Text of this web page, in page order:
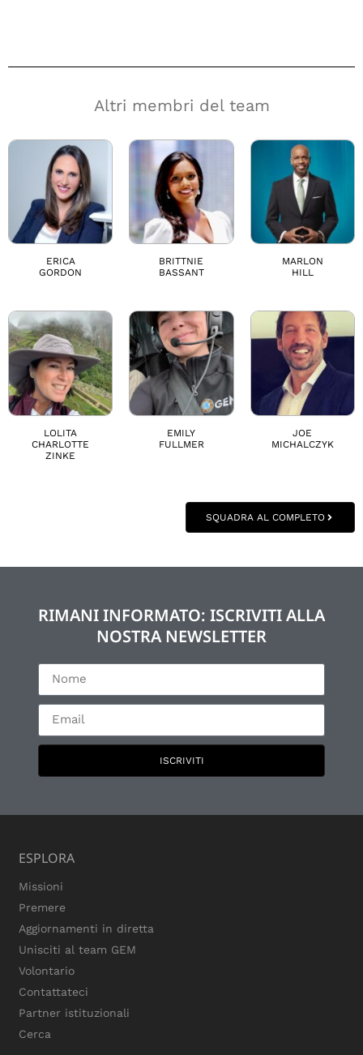
Altri membri del team
ERICA
GORDON
BRITTNIE
BASSANT
MARLON
HILL
LOLITA
CHARLOTTE
ZINKE
EMILY
FULLMER
JOE
MICHALCZYK
SQUADRA AL COMPLETO
RIMANI INFORMATO: ISCRIVITI ALLA
NOSTRA NEWSLETTER
ISCRIVITI
ESPLORA
Missioni
Premere
Aggiornamenti in diretta
Unisciti al team GEM
Volontario
Contattateci
Partner istituzionali
Cerca